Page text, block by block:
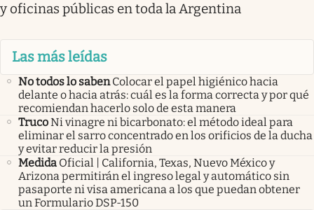
y oficinas públicas en toda la Argentina
Las más leídas
No todos lo saben Colocar el papel higiénico hacia
delante o hacia atrás: cuál es la forma correcta y por qué
recomiendan hacerlo solo de esta manera
TrucoNi vinagre ni bicarbonato: el método ideal para
eliminar el sarro concentrado en los orificios de la ducha
y evitar reducir la presión
Medida Oficial | California, Texas, Nuevo México y
Arizona permitirán el ingreso legal y automático sin
pasaporte ni visa americana a los que puedan obtener
un Formulario DSP-150